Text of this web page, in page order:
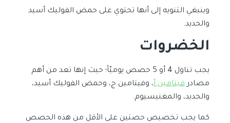
وينبغي التنويه إلى أنها تحتوي على حمض الفوليك أسيد
والحديد.
الخضروات
يجب تناول 4 أو 5 حصص يوميّاً؛ حيث إنها تعد من أهم
مصادرفيتامين أ، وفيتامين ج، وحمض الفوليك أسيد،
والحديد، والمغنيسيوم.
كما يجب تخصيص حصتين على الأقل من هذه الحصص